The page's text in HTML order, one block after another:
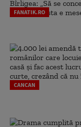
FANATIK.RO
CANCAN